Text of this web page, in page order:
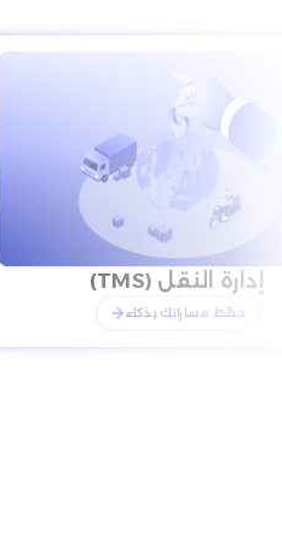
إدارة النقل (TMS)
خطّط مساراتك بذكاء
أومني شيب (بوابة الشحن)
شحن أسرع وأذكى